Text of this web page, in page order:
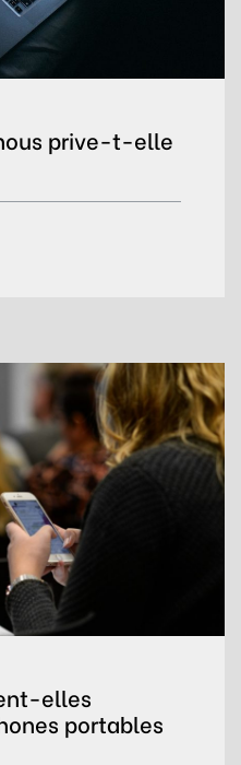
prive-t-elle
elles
portables